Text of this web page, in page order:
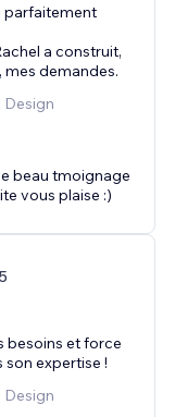
parfaitement
a construit,
mes demandes.
beau tmoignage
vous plaise :)
besoins et force
expertise !